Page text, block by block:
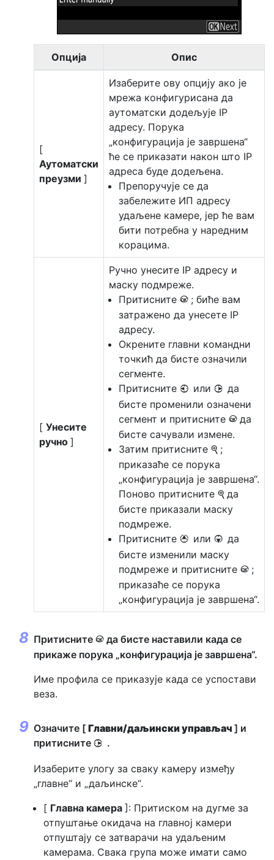
Опција Опис
[
Аутоматски
преузми ]
Изаберите ову опцију ако је
мрежа конфигурисана да
аутоматски додељује IP
адресу. Порука
„конфигурација је завршена“
ће се приказати након што IP
адреса буде додељена.
Препоручује се да
забележите ИП адресу
удаљене камере, јер ће вам
бити потребна у наредним
корацима.
[ Унесите
ручно ]
Ручно унесите IP адресу и
маску подмреже.
Притисните J ; биће вам
затражено да унесете IP
адресу.
Окрените главни командни
точкић да бисте означили
сегменте.
Притисните 4 или 2 да
бисте променили означени
сегмент и притисните J да
бисте сачували измене.
Затим притисните X ;
приказаће се порука
„конфигурација је завршена“.
Поново притисните X да
бисте приказали маску
подмреже.
Притисните 1 или 3 да
бисте изменили маску
подмреже и притисните J ;
приказаће се порука
„конфигурација је завршена“.
Притисните J да бисте наставили када се
прикаже порука „конфигурација је завршена“.
Име профила се приказује када се успостави
веза.
Означите [ Главни/даљински управљач ] и
притисните 2 .
Изаберите улогу за сваку камеру између
„главне“ и „даљинске“.
[ Главна камера ]: Притиском на дугме за
отпуштање окидача на главној камери
отпуштају се затварачи на удаљеним
камерама. Свака група може имати само